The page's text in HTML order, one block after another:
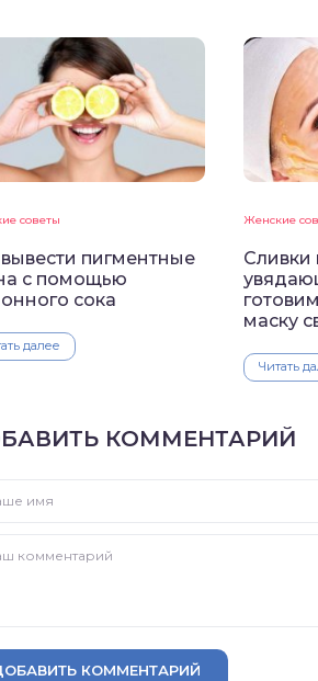
советы
вывести пигментные
с помощью
сока
далее
Женские
Сливки
маску
Читать
КОММЕНТАРИЙ
КОММЕНТАРИЙ